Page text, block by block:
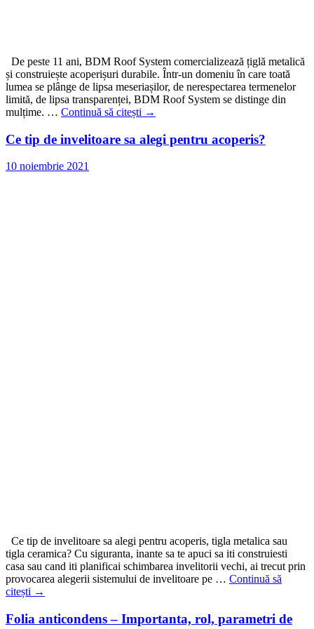
De peste 11 ani, BDM Roof System comercializează țiglă metalică
și construiește acoperișuri durabile. Într-un domeniu în care toată
lumea se plânge de lipsa meseriașilor, de nerespectarea termenelor
limită, de lipsa transparenței, BDM Roof System se distinge din
mulțime. … Continuă să citești →
Ce tip de invelitoare sa alegi pentru acoperis?
10 noiembrie 2021
Ce tip de invelitoare sa alegi pentru acoperis, tigla metalica sau
tigla ceramica? Cu siguranta, inante sa te apuci sa iti construiesti
casa sau cand iti planificai schimbarea invelitorii vechi, ai trecut prin
provocarea alegerii sistemului de invelitoare pe … Continuă să
citești →
Folia anticondens – Importanta, rol, parametri de